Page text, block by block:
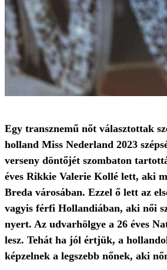
Egy transznemű nőt választottak
holland Miss Nederland 2023
verseny döntőjét szombaton
éves Rikkie Valerie Kollé lett, aki
Breda városában. Ezzel ő lett az
vagyis férfi Hollandiában, aki női
nyert. Az udvarhölgye a 26 éves
lesz. Tehát ha jól értjük, a
képzelnek a legszebb nőnek, aki